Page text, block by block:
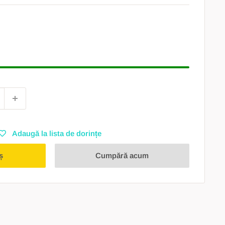
Adaugă la lista de dorințe
Cumpără acum